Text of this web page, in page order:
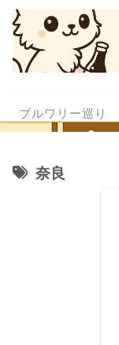
ブルワリー巡り
奈良